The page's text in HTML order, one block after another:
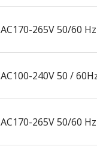
AC170-265V 50/60 Hz
AC100-240V 50 /
AC170-265V 50/60 Hz